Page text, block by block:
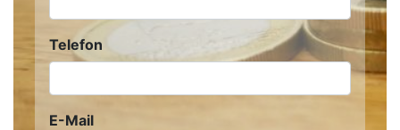
Telefon
E-Mail